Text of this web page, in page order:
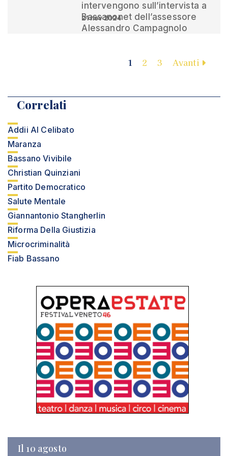
intervengono sull’intervista a
Bassanonet dell’assessore
Alessandro Campagnolo
21 nov 2024
1 2 3 Avanti
Correlati
Addii Al Celibato
Maranza
Bassano Vivibile
Christian Quinziani
Partito Democratico
Salute Mentale
Giannantonio Stangherlin
Riforma Della Giustizia
Microcriminalità
Fiab Bassano
Il 10 agosto